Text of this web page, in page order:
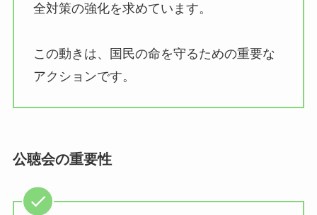
全対策の強化を求めています。
この動きは、国民の命を守るための重要な
アクションです。
公聴会の重要性